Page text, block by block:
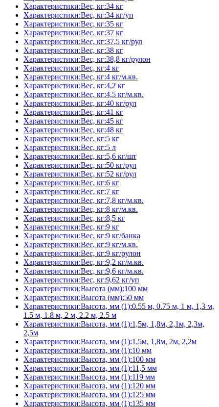
Характеристики:Вес, кг:34 кг
Характеристики:Вес, кг:34 кг/уп
Характеристики:Вес, кг:35 кг
Характеристики:Вес, кг:37 кг
Характеристики:Вес, кг:37,5 кг/рул
Характеристики:Вес, кг:38 кг
Характеристики:Вес, кг:38,8 кг/рулон
Характеристики:Вес, кг:4 кг
Характеристики:Вес, кг:4 кг/м.кв.
Характеристики:Вес, кг:4,2 кг
Характеристики:Вес, кг:4,5 кг/м.кв.
Характеристики:Вес, кг:40 кг/рул
Характеристики:Вес, кг:41 кг
Характеристики:Вес, кг:45 кг
Характеристики:Вес, кг:48 кг
Характеристики:Вес, кг:5 кг
Характеристики:Вес, кг:5 л
Характеристики:Вес, кг:5,6 кг/шт
Характеристики:Вес, кг:50 кг/рул
Характеристики:Вес, кг:52 кг/рул
Характеристики:Вес, кг:6 кг
Характеристики:Вес, кг:7 кг
Характеристики:Вес, кг:7,8 кг/м.кв.
Характеристики:Вес, кг:8 кг/м.кв.
Характеристики:Вес, кг:8,5 кг
Характеристики:Вес, кг:9 кг
Характеристики:Вес, кг:9 кг/банка
Характеристики:Вес, кг:9 кг/м.кв.
Характеристики:Вес, кг:9 кг/рулон
Характеристики:Вес, кг:9,2 кг/м.кв.
Характеристики:Вес, кг:9,6 кг/м.кв.
Характеристики:Вес, кг:9,62 кг/уп
Характеристики:Высота (мм):100 мм
Характеристики:Высота (мм):50 мм
Характеристики:Высота, мм (1):0.55 м, 0.75 м, 1 м, 1,3 м,
1.5 м, 1.8 м, 2 м, 2.2 м, 2.5 м
Характеристики:Высота, мм (1):1,5м, 1,8м, 2,1м, 2,3м,
2,5м
Характеристики:Высота, мм (1):1,5м, 1,8м, 2м, 2,2м
Характеристики:Высота, мм (1):10 мм
Характеристики:Высота, мм (1):100 мм
Характеристики:Высота, мм (1):11,5 мм
Характеристики:Высота, мм (1):119 мм
Характеристики:Высота, мм (1):120 мм
Характеристики:Высота, мм (1):125 мм
Характеристики:Высота, мм (1):135 мм